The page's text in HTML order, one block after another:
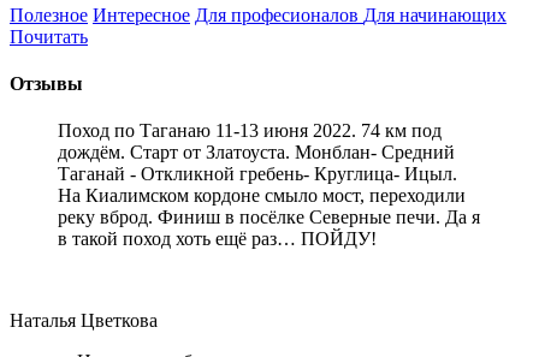
Полезное Интересное Для професионалов Для начинающих
Почитать
Отзывы
Поход по Таганаю 11-13 июня 2022. 74 км под
дождём. Старт от Златоуста. Монблан- Средний
Таганай - Откликной гребень- Круглица- Ицыл.
На Киалимском кордоне смыло мост, переходили
реку вброд. Финиш в посёлке Северные печи. Да я
в такой поход хоть ещё раз… ПОЙДУ!
Наталья Цветкова